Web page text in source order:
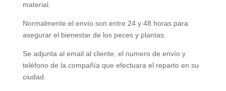
material.
Normalmente el envío son entre 24 y 48 horas para
asegurar el bienestar de los peces y plantas.
Se adjunta al email al cliente, el numero de envío y
teléfono de la compañía que efectuara el reparto en su
ciudad.